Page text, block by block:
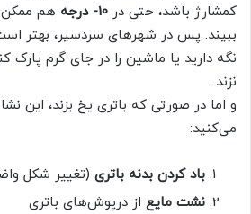
کمشارژ باشد، حتی در 10- درجه
هم
ببیند. پس در شهرهای سردسیر، بهتر
نگه دارید یا ماشین را در جای گرم پارک
نزند.
و اما در صورتی که باتری یخ بزند، این
می‌کنید:
باد کردن بدنه باتری (تغییر شکل
نشت مایع از درپوش‌های باتری